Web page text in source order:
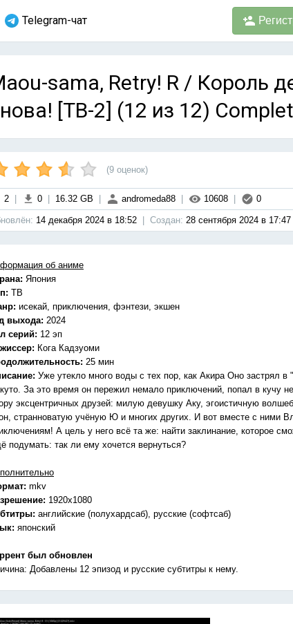
Telegram-чат
sama, Retry! R / Король
[ТВ-2] (12 из 12)
(9 оценок)
2 0 16.32 GB andromeda88 10608 0
14 декабря 2024 в 18:52 Cоздан: 28 сентября 2024 в 17:47
об аниме
Япония
ТВ
исекай, приключения, фэнтези, экшен
выхода: 2024
серий: 12 эп
Кога Кадзуоми
25 мин
Уже утекло много воды с тех пор, как Акира Оно застрял
За это время он пережил немало приключений, попал в кучу
эксцентричных друзей: милую девушку Аку, эгоистичную
странноватую учёную Ю и многих других. И вот вместе с ними
А цель у него всё та же: найти заклинание, которое
подумать: так ли ему хочется вернуться?
mkv
1920x1080
английские (полухардсаб), русские (софтсаб)
японский
был обновлен
Добавлены 12 эпизод и русские субтитры к нему.